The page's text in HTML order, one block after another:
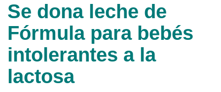
Se dona leche de
Fórmula para bebés
intolerantes a la
lactosa